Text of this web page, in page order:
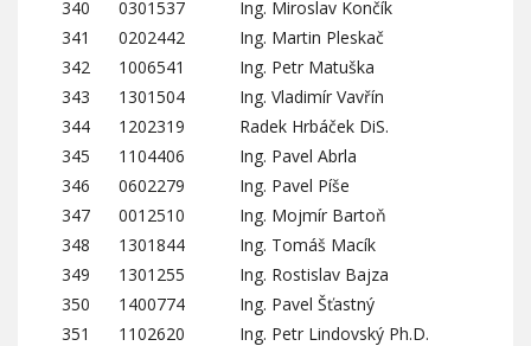
340
0301537
Ing. Miroslav Končík
341
0202442
Ing. Martin Pleskač
342
1006541
Ing. Petr Matuška
343
1301504
Ing. Vladimír Vavřín
344
1202319
Radek Hrbáček DiS.
345
1104406
Ing. Pavel Abrla
346
0602279
Ing. Pavel Píše
347
0012510
Ing. Mojmír Bartoň
348
1301844
Ing. Tomáš Macík
349
1301255
Ing. Rostislav Bajza
350
1400774
Ing. Pavel Šťastný
351
1102620
Ing. Petr Lindovský Ph.D.